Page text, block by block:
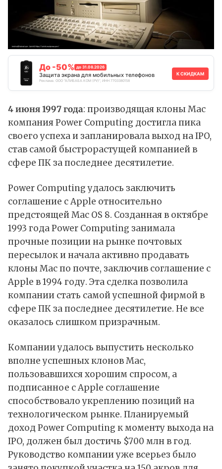
До -50% до 31.08.2026
Защита экрана для мобильных телефонов
Реклама. ООО "АЛИБАБА.КОМ (РУ)", ИНН 7703380158
К СКИДКАМ
4 июня 1997 года: производящая клоны Mac
компания Power Computing достигла пика
своего успеха и запланировала выход на IPO,
став самой быстрорастущей компанией в
сфере ПК за последнее десятилетие.
Power Computing удалось заключить
соглашение с Apple относительно
предстоящей Mac OS 8. Созданная в октябре
1993 года Power Computing занимала
прочные позиции на рынке почтовых
пересылок и начала активно продавать
клоны Mac по почте, заключив соглашение с
Apple в 1994 году. Эта сделка позволила
компании стать самой успешной фирмой в
сфере ПК за последнее десятилетие. Не все
оказалось слишком призрачным.
Компании удалось выпустить несколько
вполне успешных клонов Mac,
пользовавшихся хорошим спросом, а
подписанное с Apple соглашение
способствовало укреплению позиций на
технологическом рынке. Планируемый
доход Power Computing к моменту выхода на
IPO, должен был достичь $700 млн в год.
Руководство компании уже всерьез было